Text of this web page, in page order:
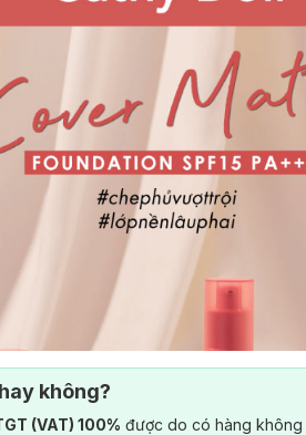
không?
(VAT) 100% được do có hàng